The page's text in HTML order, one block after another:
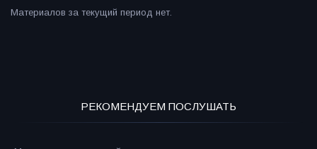
Материалов за текущий период нет.
РЕКОМЕНДУЕМ ПОСЛУШАТЬ